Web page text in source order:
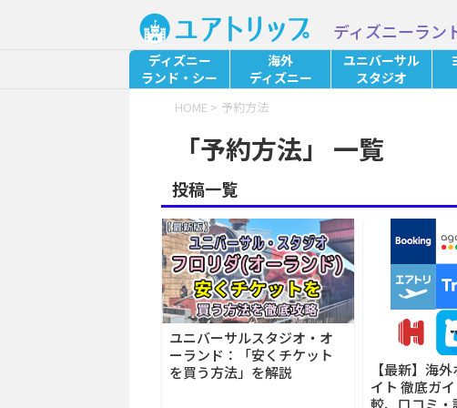
ディズニーラン
ディズニー
ランド・シー
海外
ディズニー
ユニバーサル
スタジオ
HOME > 予約方法
「予約方法」 一覧
投稿一覧
ユニバーサルスタジオ・オ
ーランド：「安くチケット
を買う方法」を解説
【最新】海
イト 徹底ガ
較、口コミ・